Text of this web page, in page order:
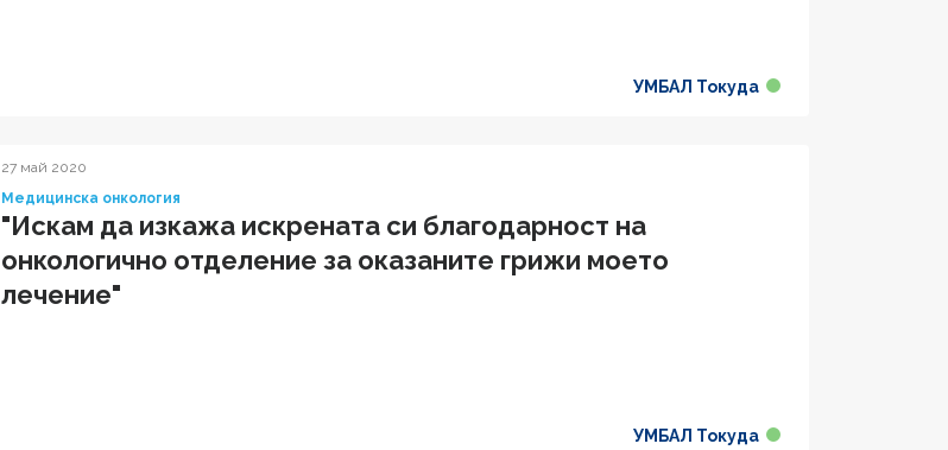
УМБАЛ Токуда
27 май 2020
Медицинска онкология
"Искам да изкажа искрената си благодарност на
онкологично отделение за оказаните грижи моето
лечение"
УМБАЛ Токуда